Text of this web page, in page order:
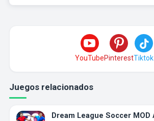
YouTubePinterestTiktok
Juegos relacionados